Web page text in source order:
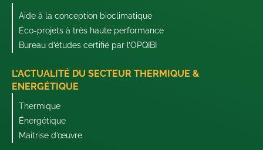
Aide à la conception bioclimatique
Éco-projets à très haute performance
Bureau d’études certifié par l’OPQIBI
L'ACTUALITÉ DU SECTEUR THERMIQUE &
ENERGÉTIQUE
Thermique
Énergétique
Maitrise d’œuvre